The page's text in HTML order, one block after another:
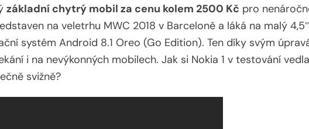
základní chytrý mobil za cenu kolem 2500 Kč pro
na veletrhu MWC 2018 v Barceloně a láká na malý 4,5″
systém Android 8.1 Oreo (Go Edition). Ten díky svým
i na nevýkonných mobilech. Jak si Nokia 1 v testování
svižně?